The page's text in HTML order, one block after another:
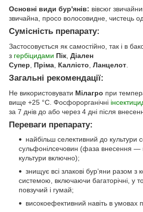
Основні види бур'янів: вівсюг
звичайна, просо волосовидне, чистець
Сумісність препарату:
Застосовується як самостійно, так і в
з гербіцидами Пік Діален
Супер
Пріма Каллісто Ланцелот
Загальні рекомендації:
Не використовувати Мілагро при
вище +25 °С. Фосфорорганічні
за 7 днів до або через 4 дні після
Переваги препарату:
найбільш селективний до культури
сульфонілсечовин (фаза внесення —
культури включно);
знищує всі злакові бур’яни разом з
системою, включаючи багаторічні, у
повзучий і гумай;
високоефективний навіть в умовах